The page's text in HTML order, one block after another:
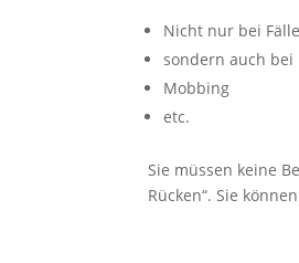
Nicht nur bei
sondern auch
Mobbing
etc.
Sie müssen keine
Rücken“. Sie